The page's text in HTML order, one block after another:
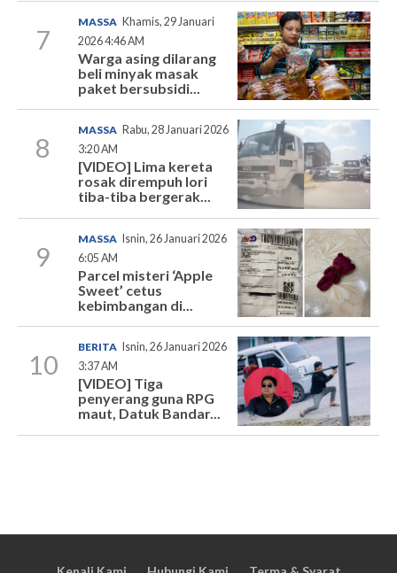
7
MASSA Khamis, 29 Januari
2026 4:46 AM
Warga asing dilarang
beli minyak masak
paket bersubsidi...
8
MASSA Rabu, 28 Januari 2026
3:20 AM
[VIDEO] Lima kereta
rosak dirempuh lori
tiba-tiba bergerak...
9
MASSA
Isnin, 26 Januari 2026
6:05 AM
Parcel misteri ‘Apple
Sweet’ cetus
kebimbangan di...
10
BERITA
Isnin, 26 Januari 2026
3:37 AM
[VIDEO] Tiga
penyerang guna RPG
maut, Datuk Bandar...